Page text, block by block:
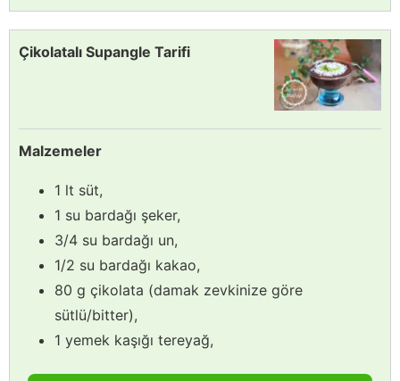
Çikolatalı Supangle Tarifi
Malzemeler
1 lt süt,
1 su bardağı şeker,
3/4 su bardağı un,
1/2 su bardağı kakao,
80 g çikolata (damak zevkinize göre
sütlü/bitter),
1 yemek kaşığı tereyağ,